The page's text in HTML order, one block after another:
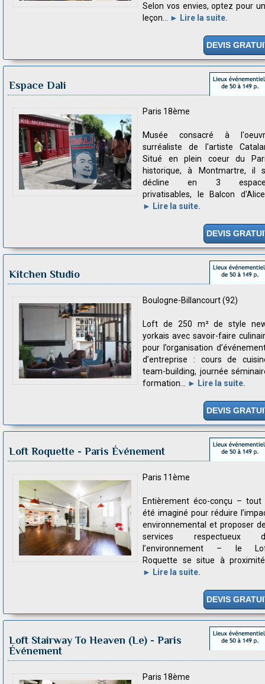
Selon vos envies, optez pour
leçon...
► Lire la suite.
DEVIS
Espace Dali
Paris 18ème
Musée consacré à
surréaliste de l'artiste
Situé en plein coeur du
historique, à Montmartre, il
décline en 3
privatisables, le Balcon
► Lire la suite.
DEVIS
Kitchen Studio
Boulogne-Billancourt (92)
Loft de 250 m² de style
yorkais avec savoir-faire
pour l’organisation
d’entreprise : cours de
team-building, journée
formation... ► Lire la suite.
DEVIS
Loft Roquette - Paris Événement
Paris 11ème
Entièrement éco-conçu – tout
été imaginé pour réduire
environnemental et proposer
services respectueux
l’environnement – le
Roquette se situe à
► Lire la suite.
DEVIS
Loft Stairway To Heaven (Le) - Paris
Événement
Paris 18ème